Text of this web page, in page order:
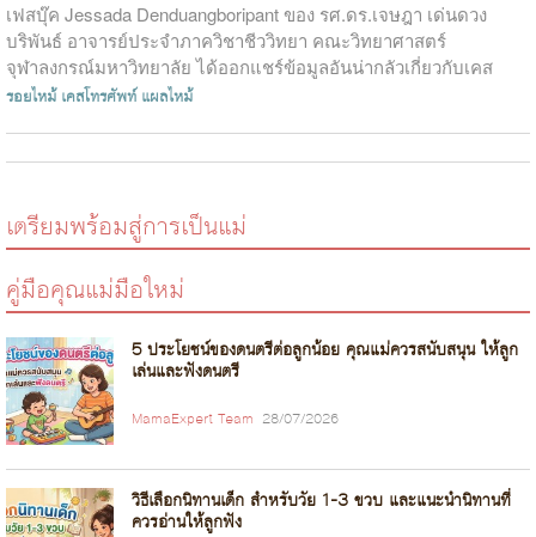
เฟสบุ๊ค Jessada Denduangboripant ของ รศ.ดร.เจษฎา เด่นดวง
บริพันธ์ อาจารย์ประจำภาควิชาชีววิทยา คณะวิทยาศาสตร์
จุฬาลงกรณ์มหาวิทยาลัย ได้ออกแชร์ข้อมูลอันน่ากลัวเกี่ยวกับเคส
โทรศัพท์ที่มีของเหลวอยู่ข้างใน...
รอยไหม้ เคสโทรศัพท์ แผลไหม้
เตรียมพร้อมสู่การเป็นแม่
คู่มือคุณแม่มือใหม่
5 ประโยชน์ของดนตรีต่อลูกน้อย คุณแม่ควรสนับสนุน ให้ลูก
เล่นและฟังดนตรี
MamaExpert Team 28/07/2026
วิธีเลือกนิทานเด็ก สำหรับวัย 1-3 ขวบ และแนะนำนิทานที่
ควรอ่านให้ลูกฟัง